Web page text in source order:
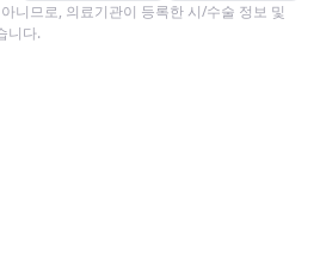
니므로, 의료기관이 등록한 시/수술 정보 및
니다.